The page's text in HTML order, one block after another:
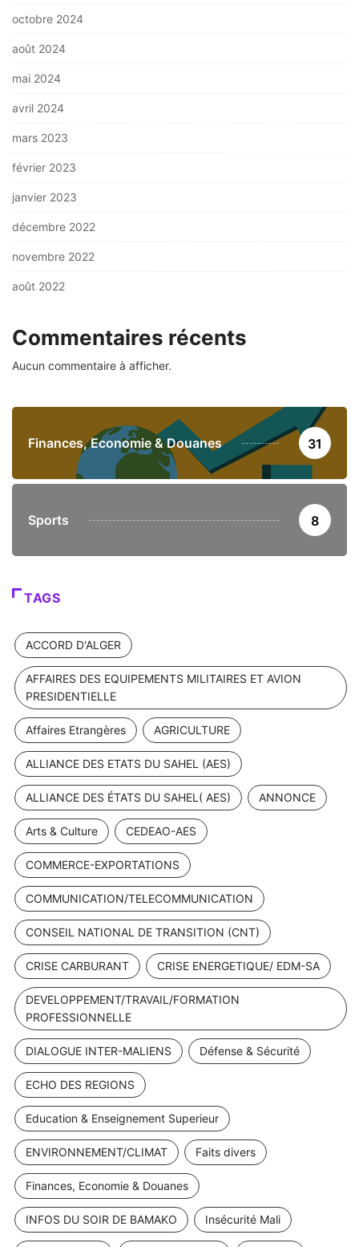
octobre 2024
août 2024
mai 2024
avril 2024
mars 2023
février 2023
janvier 2023
décembre 2022
novembre 2022
août 2022
Commentaires récents
Aucun commentaire à afficher.
Finances, Economie & Douanes 31
Sports 8
TAGS
ACCORD D'ALGER
AFFAIRES DES EQUIPEMENTS MILITAIRES ET AVION
PRESIDENTIELLE
Affaires Etrangères AGRICULTURE
ALLIANCE DES ETATS DU SAHEL (AES)
ALLIANCE DES ÉTATS DU SAHEL( AES) ANNONCE
Arts & Culture CEDEAO-AES
COMMERCE-EXPORTATIONS
COMMUNICATION/TELECOMMUNICATION
CONSEIL NATIONAL DE TRANSITION (CNT)
CRISE CARBURANT CRISE ENERGETIQUE/ EDM-SA
DEVELOPPEMENT/TRAVAIL/FORMATION
PROFESSIONNELLE
DIALOGUE INTER-MALIENS Défense & Sécurité
ECHO DES REGIONS
Education & Enseignement Superieur
ENVIRONNEMENT/CLIMAT Faits divers
Finances, Economie & Douanes
INFOS DU SOIR DE BAMAKO Insécurité Mali